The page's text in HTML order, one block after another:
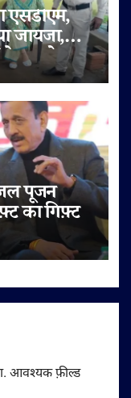
एसडीएम,
जायजा,
पर जोर
पूजन
का गिफ़्ट
आवश्यक फ़ील्ड